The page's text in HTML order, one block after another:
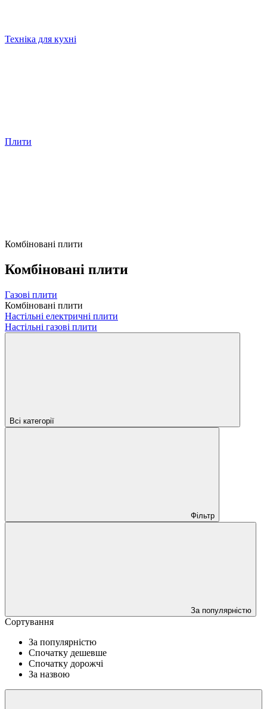
Техніка для кухні
Плити
Комбіновані плити
Комбіновані плити
Газові плити
Комбіновані плити
Настільні електричні плити
Настільні газові плити
Всі категорії
Фільтр
За популярністю
Сортування
За популярністю
Спочатку дешевше
Спочатку дорожчі
За назвою